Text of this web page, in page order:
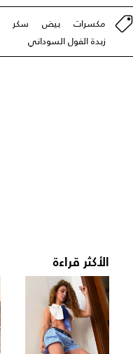
مكسرات بيض سكر
زبدة الفول السوداني
الأكثر قراءة